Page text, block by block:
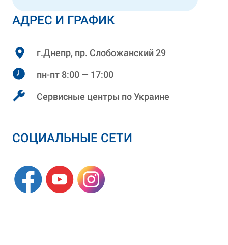
АДРЕС И ГРАФИК
г.Днепр, пр. Слобожанский 29
пн-пт 8:00 — 17:00
Сервисные центры по Украине
СОЦИАЛЬНЫЕ СЕТИ